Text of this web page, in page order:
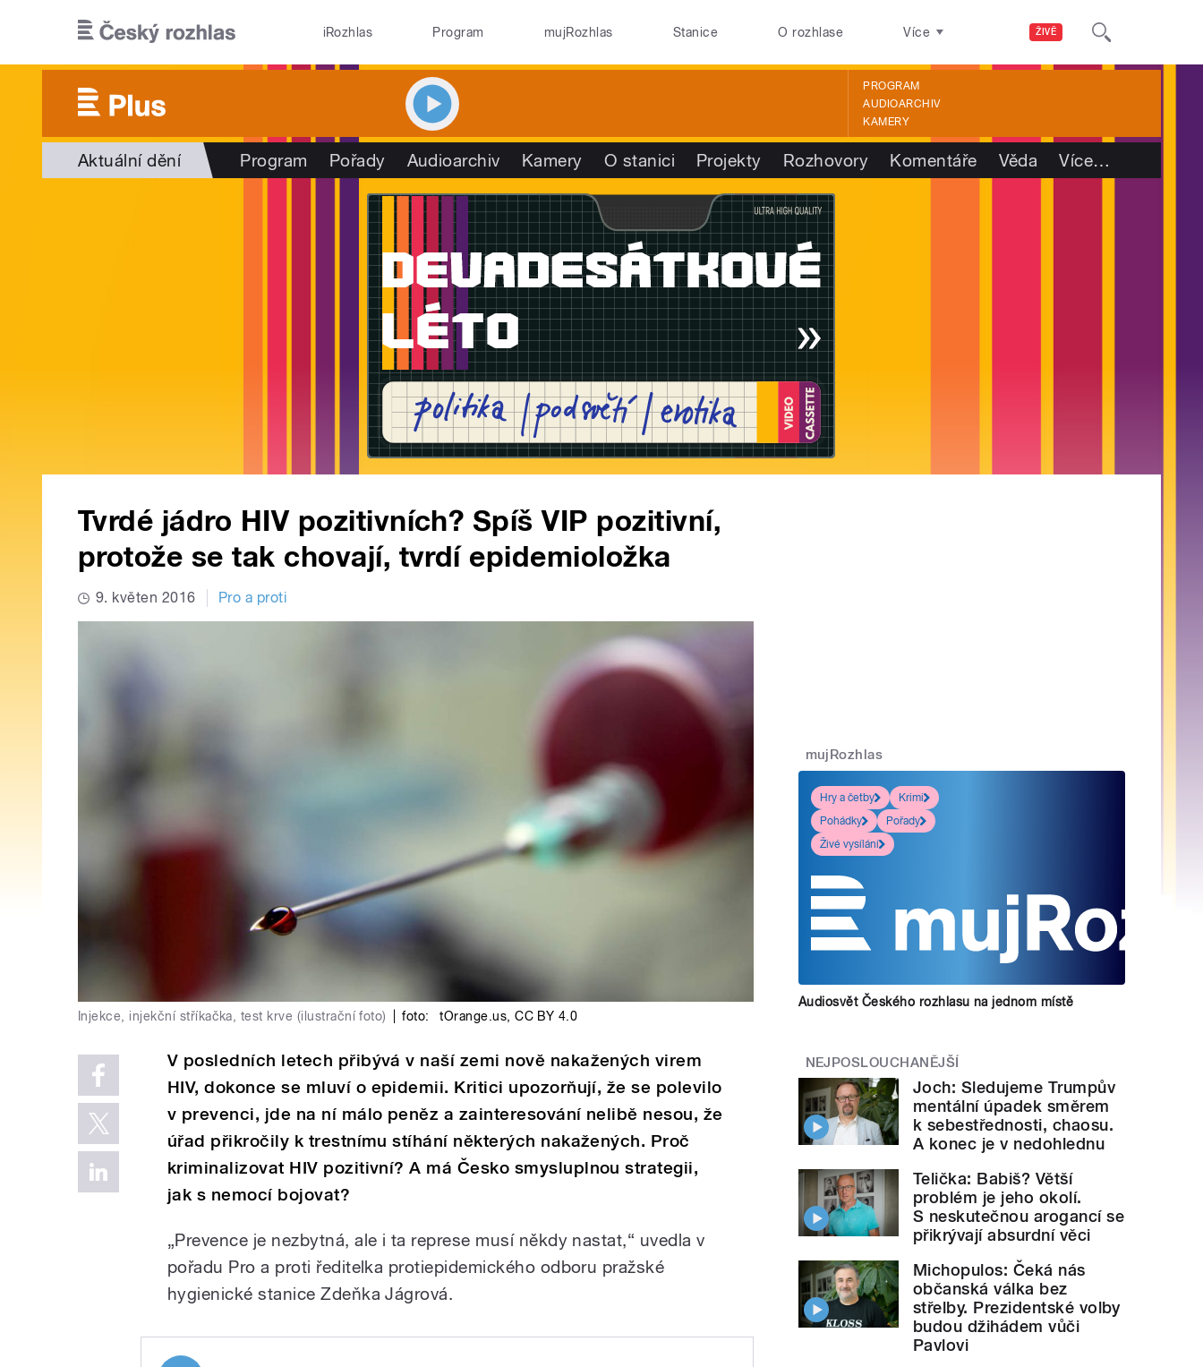
ŽIVĚ
iRozhlas Program mujRozhlas Stanice O rozhlase Více
PROGRAM
AUDIOARCHIV
KAMERY
Aktuální dění Program Pořady Audioarchiv Kamery O stanici Projekty Rozhovory Komentáře Věda Více…
Tvrdé jádro HIV pozitivních? Spíš VIP pozitivní,
protože se tak chovají, tvrdí epidemioložka
9. květen 2016 Pro a proti
Injekce, injekční stříkačka, test krve (ilustrační foto) foto: tOrange.us,CC BY 4.0
V posledních letech přibývá v naší zemi nově nakažených virem
HIV, dokonce se mluví o epidemii. Kritici upozorňují, že se polevilo
v prevenci, jde na ní málo peněz a zainteresování nelibě nesou, že
úřad přikročily k trestnímu stíhání některých nakažených. Proč
kriminalizovat HIV pozitivní? A má Česko smysluplnou strategii,
jak s nemocí bojovat?
„Prevence je nezbytná, ale i ta represe musí někdy nastat,“ uvedla v
pořadu Pro a proti ředitelka protiepidemického odboru pražské
hygienické stanice Zdeňka Jágrová.
mujRozhlas
Hry a četby
Krimi
Pohádky
Pořady
Živé vysílání
Audiosvět Českého rozhlasu na jednom místě
NEJPOSLOUCHANĚJŠÍ
Joch: Sledujeme Trumpův
mentální úpadek směrem
k sebestřednosti, chaosu.
A konec je v nedohlednu
Telička: Babiš? Větší
problém je jeho okolí.
S neskutečnou arogancí se
přikrývají absurdní věci
Michopulos: Čeká nás
občanská válka bez
střelby. Prezidentské volby
budou džihádem vůči
Pavlovi